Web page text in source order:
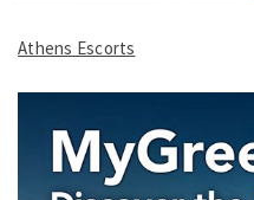
Athens Escorts